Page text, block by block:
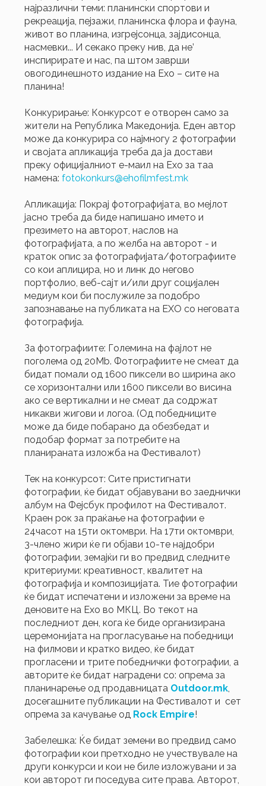
најразлични теми: планински спортови и
рекреација, пејзажи, планинска флора и фауна,
живот во планина, изгрејсонца, зајдисонца,
насмевки... И секако преку нив, да не’
инспирирате и нас, па штом заврши
овогодинешното издание на Ехо – сите на
планина!
Конкурирање: Конкурсот е отворен само за
жители на Република Македонија. Eден автор
може да конкурира со најмногу 2 фотографии
и својата апликација треба да ја достави
преку официјалниот е-маил на Ехо за таа
намена:fotokonkurs@ehofilmfest.mk
Апликација: Покрај фотографијата, во мејлот
јасно треба да биде напишано името и
презимето на авторот, наслов на
фотографијата, а по желба на авторот - и
краток опис за фотографијата/фотографиите
со кои аплицира, но и линк до негово
портфолио, веб-сајт и/или друг социјален
медиум кои би послужиле за подобро
запознавање на публиката на ЕХО со неговата
фотографија.
За фотографиите: Големина на фајлот не
поголема од 20Мb. Фотографиите не смеат да
бидат помали од 1600 пиксели во ширина ако
се хоризонтални или 1600 пиксели во висина
ако се вертикални и не смеат да содржат
никакви жигови и логоа. (Од победниците
може да биде побарано да обезбедат и
подобар формат за потребите на
планираната изложба на Фестивалот)
Тек на конкурсот: Сите пристигнати
фотографии, ќе бидат објавувани во заеднички
албум на Фејсбук профилот на Фестивалот.
Краен рок за праќање на фотографии е
24часот на 15ти октомври. На 17ти октомври,
3-члено жири ќе ги објави 10-те најдобри
фотографии, земајќи ги во предвид следните
критериуми: креативност, квалитет на
фотографија и композицијата. Тие фотографии
ќе бидат испечатени и изложени за време на
деновите на Ехо во МКЦ. Во текот на
последниот ден, кога ќе биде организирана
церемонијата на прогласување на победници
на филмови и кратко видео, ќе бидат
прогласени и трите победнички фотографии, а
авторите ќе бидат наградени со: опрема за
планинарење од продавницата Outdoor.mk
досегашните публикации на Фестивалот и сет
опрема за качување од Rock Empire!
Забелешка: Ќе бидат земени во предвид само
фотографии кои претходно не учествувале на
други конкурси и кои не биле изложувани и за
кои авторот ги поседува сите права. Авторот,